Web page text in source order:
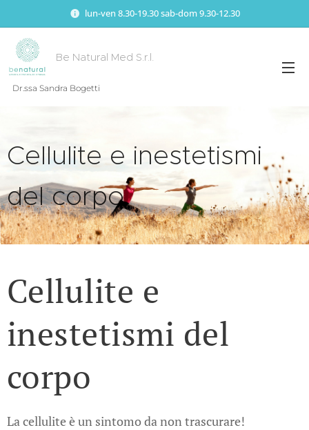
lun-ven 8.30-19.30 sab-dom 9.30-12.30
Be Natural Med S.r.l.
Dr.ssa Sandra Bogetti
Cellulite e inestetismi
del corpo
Cellulite e
inestetismi del
corpo
La cellulite è un sintomo da non trascurare!